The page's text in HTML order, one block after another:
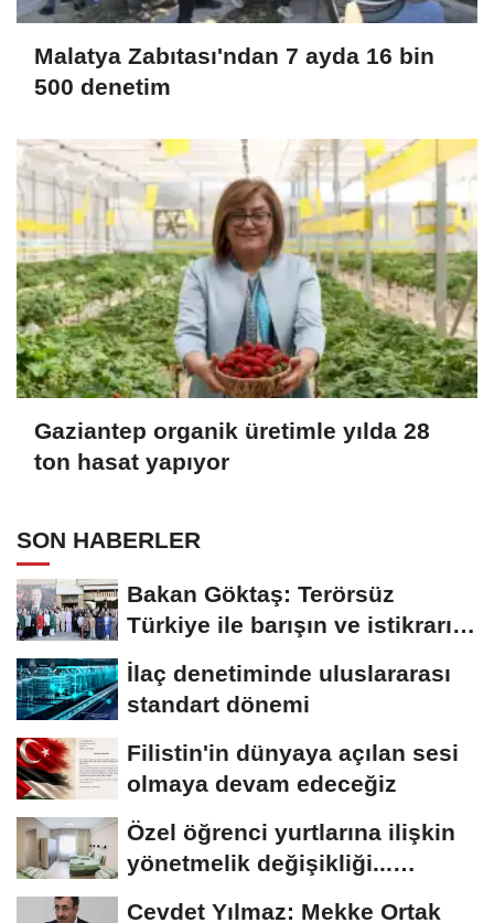
Malatya Zabıtası'ndan 7 ayda 16 bin
500 denetim
Gaziantep organik üretimle yılda 28
ton hasat yapıyor
SON HABERLER
Bakan Göktaş: Terörsüz
Türkiye ile barışın ve istikrarın
güçlendiği...
İlaç denetiminde uluslararası
standart dönemi
Filistin'in dünyaya açılan sesi
olmaya devam edeceğiz
Özel öğrenci yurtlarına ilişkin
yönetmelik değişikliği...
Cevdet Yılmaz: Mekke Ortak